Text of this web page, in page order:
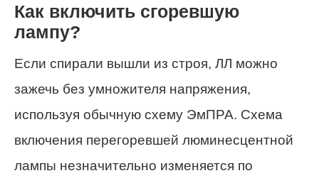
Как включить сгоревшую
лампу?
Если спирали вышли из строя, ЛЛ можно
зажечь без умножителя напряжения,
используя обычную схему ЭмПРА. Схема
включения перегоревшей люминесцентной
лампы незначительно изменяется по